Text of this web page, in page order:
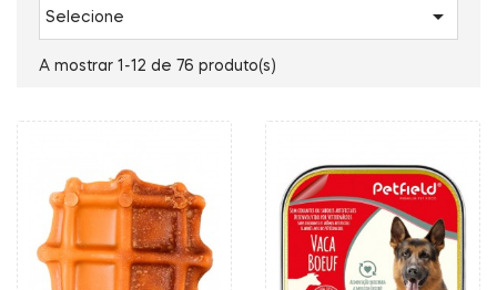
Selecione 
A mostrar 1-12 de 76 produto(s)